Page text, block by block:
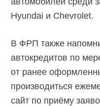
Hyundai и Chevrolet.
В ФРП также
автокредитов по
от ранее
производиться
сайт по приёму